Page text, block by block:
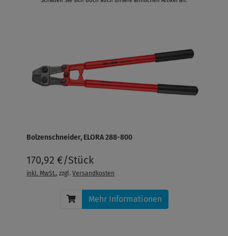
Bolzenschneider, ELORA 288-800
170,92 €/Stück
inkl. MwSt., zzgl.Versandkosten
Mehr Informationen